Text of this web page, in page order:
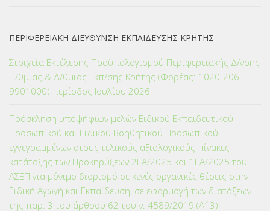
ΠΕΡΙΦΕΡΕΙΑΚΗ ΔΙΕΥΘΥΝΣΗ ΕΚΠΑΙΔΕΥΣΗΣ ΚΡΗΤΗΣ
Στοιχεία Εκτέλεσης Προϋπολογισμού Περιφερειακής Δ/νσης
Π/θμιας & Δ/θμιας Εκπ/σης Κρήτης (Φορέας: 1020-206-
9901000) περίοδος Ιουλίου 2026
Πρόσκληση υποψήφιων μελών Ειδικού Εκπαιδευτικού
Προσωπικού και Ειδικού Βοηθητικού Προσωπικού
εγγεγραμμένων στους τελικούς αξιολογικούς πίνακες
κατάταξης των Προκηρύξεων 2ΕΑ/2025 και 1ΕΑ/2025 του
ΑΣΕΠ για μόνιμο διορισμό σε κενές οργανικές θέσεις στην
Ειδική Αγωγή και Εκπαίδευση, σε εφαρμογή των διατάξεων
της παρ. 3 του άρθρου 62 του ν. 4589/2019 (Α΄13)